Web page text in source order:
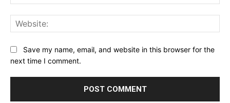
Save my name, email, and website in this browser for the
next time I comment.